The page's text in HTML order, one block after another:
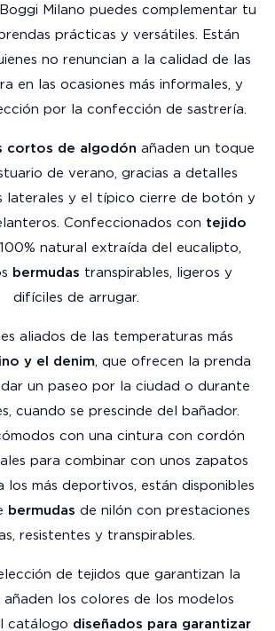
Milano puedes complementar tu
prácticas y versátiles. Están
no renuncian a la calidad de las
en las ocasiones más informales, y
por la confección de sastrería.
cortos de algodón añaden un toque
de verano, gracias a detalles
laterales y el típico cierre de botón y
Confeccionados con tejido
natural extraída del eucalipto,
bermudas transpirables, ligeros y
difíciles de arrugar.
aliados de las temperaturas más
y el denim, que ofrecen la prenda
un paseo por la ciudad o durante
cuando se prescinde del bañador.
con una cintura con cordón
para combinar con unos zapatos
los más deportivos, están disponibles
bermudas de nilón con prestaciones
resistentes y transpirables.
de tejidos que garantizan la
añaden los colores de los modelos
catálogo diseñados para garantizar